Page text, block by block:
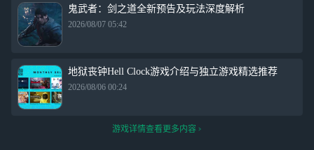
鬼武者：剑之道全新预告及玩法深度解析
2026/08/07 05:42
地狱丧钟Hell Clock游戏介绍与独立游戏精选推荐
2026/08/06 00:24
游戏详情查看更多内容